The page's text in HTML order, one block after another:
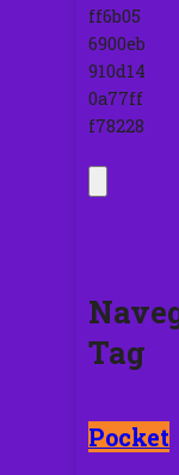
ff6b05
6900eb
910d14
0a77ff
f78228
Tag
Pocket